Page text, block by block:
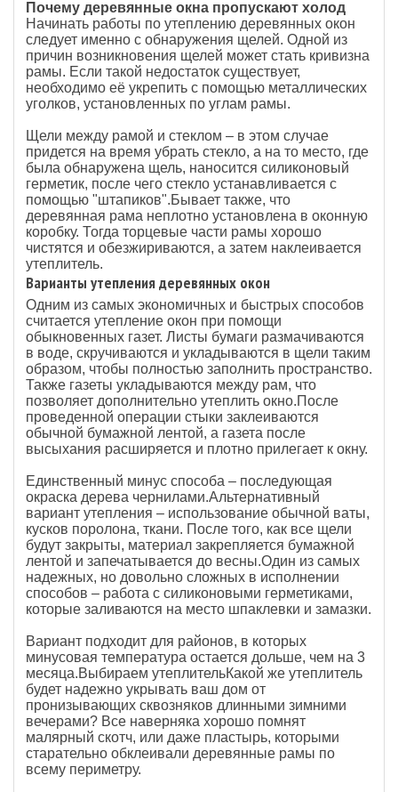
Почему деревянные окна пропускают холод
Начинать работы по утеплению деревянных окон
следует именно с обнаружения щелей. Одной из
причин возникновения щелей может стать кривизна
рамы. Если такой недостаток существует,
необходимо её укрепить с помощью металлических
уголков, установленных по углам рамы.
Щели между рамой и стеклом – в этом случае
придется на время убрать стекло, а на то место, где
была обнаружена щель, наносится силиконовый
герметик, после чего стекло устанавливается с
помощью "штапиков".Бывает также, что
деревянная рама неплотно установлена в оконную
коробку. Тогда торцевые части рамы хорошо
чистятся и обезжириваются, а затем наклеивается
утеплитель.
Варианты утепления деревянных окон
Одним из самых экономичных и быстрых способов
считается утепление окон при помощи
обыкновенных газет. Листы бумаги размачиваются
в воде, скручиваются и укладываются в щели таким
образом, чтобы полностью заполнить пространство.
Также газеты укладываются между рам, что
позволяет дополнительно утеплить окно.После
проведенной операции стыки заклеиваются
обычной бумажной лентой, а газета после
высыхания расширяется и плотно прилегает к окну.
Единственный минус способа – последующая
окраска дерева чернилами.Альтернативный
вариант утепления – использование обычной ваты,
кусков поролона, ткани. После того, как все щели
будут закрыты, материал закрепляется бумажной
лентой и запечатывается до весны.Один из самых
надежных, но довольно сложных в исполнении
способов – работа с силиконовыми герметиками,
которые заливаются на место шпаклевки и замазки.
Вариант подходит для районов, в которых
минусовая температура остается дольше, чем на 3
месяца.Выбираем утеплительКакой же утеплитель
будет надежно укрывать ваш дом от
пронизывающих сквозняков длинными зимними
вечерами? Все наверняка хорошо помнят
малярный скотч, или даже пластырь, которыми
старательно обклеивали деревянные рамы по
всему периметру.